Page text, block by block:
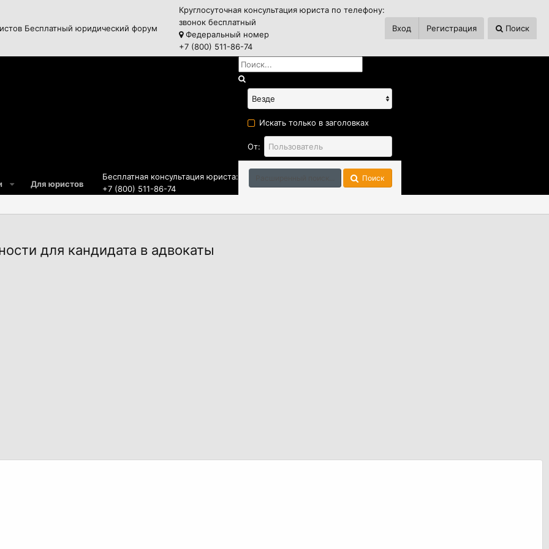
Бесплатный юридический форум
Круглосуточная консультация юриста по телефону:
звонок бесплатный
Федеральный номер
+7 (800) 511-86-74
Вход Регистрация Поиск
Для юристов
Бесплатная консультация юриста:
+7 (800) 511-86-74
Искать только в заголовках
От:
Поиск
для кандидата в адвокаты